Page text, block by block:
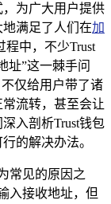
为广大用户提供
满足了人们在加
程中，不少Trust
址”这一棘手问
仅给用户带了诸
流转，甚至会让
入剖析Trust钱包
的解决办法。
常见的原因之
入接收地址，但